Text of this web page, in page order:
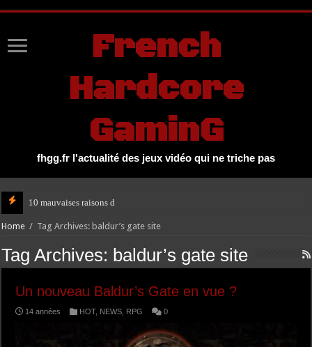
French
Hardcore
GaminG
fhgg.fr l'actualité des jeux vidéo qui ne triche pas
10 mauvaises raisons de jouer à G
Home / Tag Archives: baldur’s gate site
Tag Archives: baldur’s gate site
Un nouveau Baldur’s Gate en vue ?
14 années HOT, NEWS RPG 0